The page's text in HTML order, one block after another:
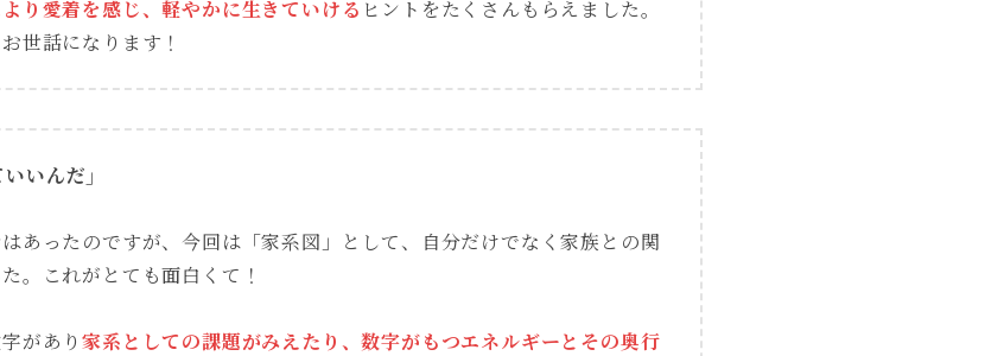
り愛着を感じ、軽やかに生きていける ヒントをたくさんもらえました。
世話になります！
いんだ」
あったのですが、今回は「家系図」として、自分だけでなく家族との関
。これがとても面白くて！
があり家系としての課題がみえたり、数字がもつエネルギーとその奥行